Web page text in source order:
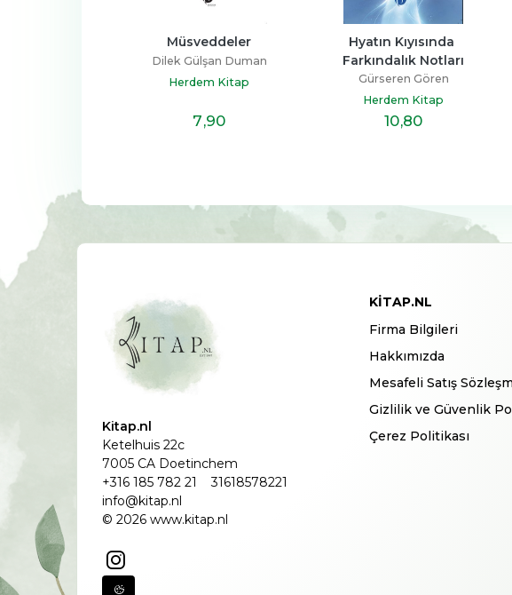
Müsveddeler
Dilek Gülşan Duman
Herdem Kitap
7,90
Hyatın Kıyısında
Farkındalık Notları
Gürseren Gören
Herdem Kitap
10,80
Kitap.nl
Ketelhuis 22c
7005 CA Doetinchem
+316 185 782 21
31618578221
info@kitap.nl
© 2026 www.kitap.nl
KITAP.NL
Firma Bilgileri
Hakkımızda
Mesafeli Satış
Gizlilik ve Güvenlik
Çerez Politikası